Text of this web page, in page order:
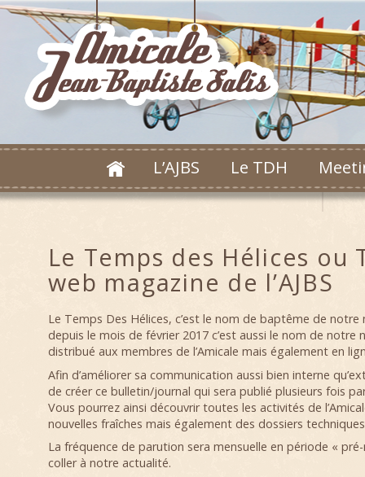
L’AJBS Le TDH
Le Temps des Hélices ou
web magazine de l’AJBS
Le Temps Des Hélices, c’est le nom de baptême de notre
depuis le mois de février 2017 c’est aussi le nom de notre
distribué aux membres de l’Amicale mais également en
Afin d’améliorer sa communication aussi bien interne
de créer ce bulletin/journal qui sera publié plusieurs fois
Vous pourrez ainsi découvrir toutes les activités de
nouvelles fraîches mais également des dossiers
La fréquence de parution sera mensuelle en période «
coller à notre actualité.